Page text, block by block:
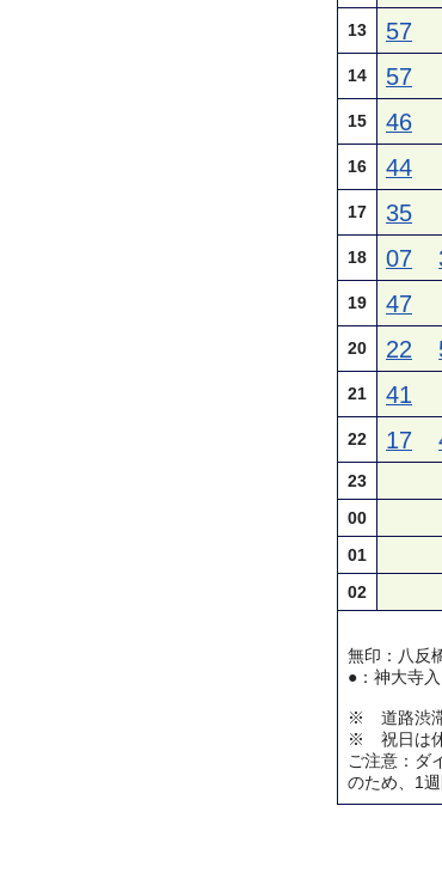
13 57
14 57
15 46
16 44
17 35
18 07
19 47
20 22
21 41
22 17
23
00
01
02
無印：八反
●：神大寺
※ 道路渋滞
※ 祝日は休
ご注意：ダ
のため、1